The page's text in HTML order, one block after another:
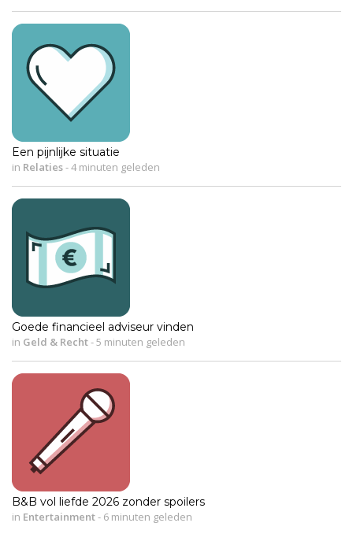
Een pijnlijke situatie
in Relaties-4 minuten geleden
Goede financieel adviseur vinden
in Geld & Recht-5 minuten geleden
B&B vol liefde 2026 zonder spoilers
in Entertainment- 6 minuten geleden